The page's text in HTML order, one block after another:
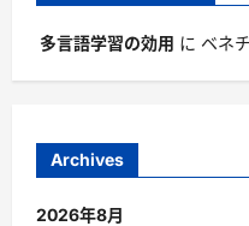
多言語学習の効用 に ベネ
Archives
2026年8月